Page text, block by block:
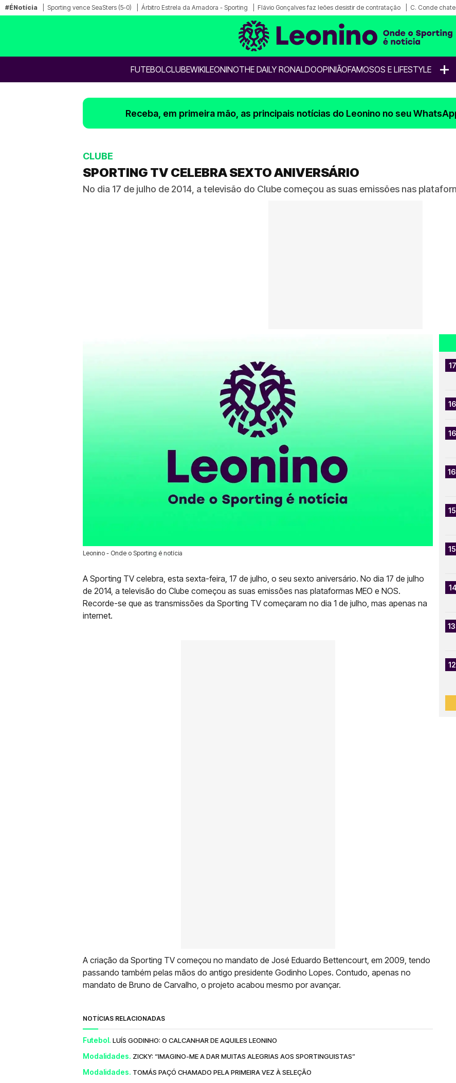
#ÉNotícia Sporting vence SeaSters (5-0) Árbitro Estrela da Amadora - Sporting Flávio Gonçalves faz leões desistir de contratação C. Conde
FUTEBOLCLUBEWIKILEONINOTHE DAILY RONALDOOPINIÃOFAMOSOS E LIFESTYLE +
Receba, em primeira mão, as principais notícias do Leonino no seu
CLUBE
SPORTING TV CELEBRA SEXTO ANIVERSÁRIO
No dia 17 de julho de 2014, a televisão do Clube começou as suas emissões nas
Leonino - Onde o Sporting é notícia
17 Jul 2020 | 12:33 | 0
A Sporting TV celebra, esta sexta-feira, 17 de julho, o seu sexto aniversário. No dia 17 de julho
de 2014, a televisão do Clube começou as suas emissões nas plataformas MEO e NOS.
Recorde-se que as transmissões da Sporting TV começaram no dia 1 de julho, mas apenas na
internet.
A criação da Sporting TV começou no mandato de José Eduardo Bettencourt, em 2009, tendo
passando também pelas mãos do antigo presidente Godinho Lopes. Contudo, apenas no
mandato de Bruno de Carvalho, o projeto acabou mesmo por avançar.
NOTÍCIAS RELACIONADAS
Futebol. LUÍS GODINHO: O CALCANHAR DE AQUILES LEONINO
Modalidades. ZICKY: “IMAGINO-ME A DAR MUITAS ALEGRIAS AOS SPORTINGUISTAS”
Modalidades. TOMÁS PAÇÓ CHAMADO PELA PRIMEIRA VEZ À SELEÇÃO